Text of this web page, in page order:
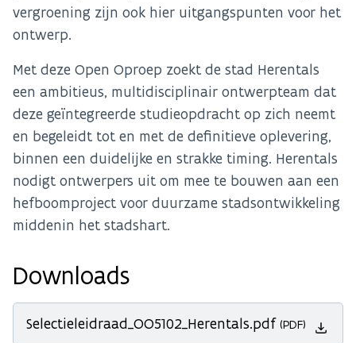
vergroening zijn ook hier uitgangspunten voor het
ontwerp.
Met deze Open Oproep zoekt de stad Herentals
een ambitieus, multidisciplinair ontwerpteam dat
deze geïntegreerde studieopdracht op zich neemt
en begeleidt tot en met de definitieve oplevering,
binnen een duidelijke en strakke timing. Herentals
nodigt ontwerpers uit om mee te bouwen aan een
hefboomproject voor duurzame stadsontwikkeling
middenin het stadshart.
Downloads
Selectieleidraad_OO5102_Herentals.pdf (PDF)